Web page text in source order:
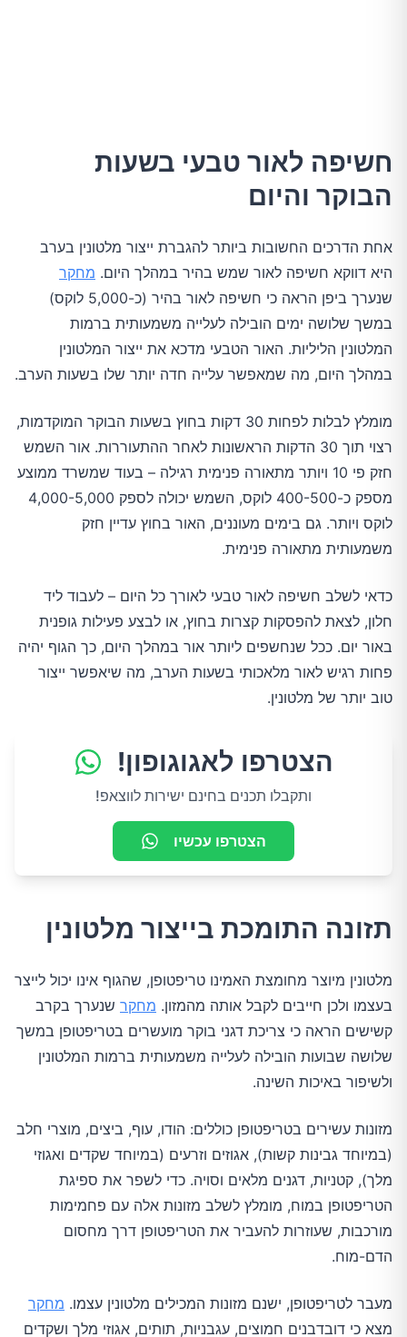
חשיפה לאור טבעי בשעות
הבוקר והיום
אחת הדרכים החשובות ביותר להגברת ייצור מלטונין בערב
היא דווקא חשיפה לאור שמש בהיר במהלך היום. מחקר
שנערך ביפן הראה כי חשיפה לאור בהיר (כ-5,000 לוקס)
במשך שלושה ימים הובילה לעלייה משמעותית ברמות
המלטונין הליליות. האור הטבעי מדכא את ייצור המלטונין
במהלך היום, מה שמאפשר עלייה חדה יותר שלו בשעות הערב.
מומלץ לבלות לפחות 30 דקות בחוץ בשעות הבוקר המוקדמות,
רצוי תוך 30 הדקות הראשונות לאחר ההתעוררות. אור השמש
חזק פי 10 ויותר מתאורה פנימית רגילה – בעוד שמשרד ממוצע
מספק כ-400-500 לוקס, השמש יכולה לספק 4,000-5,000
לוקס ויותר. גם בימים מעוננים, האור בחוץ עדיין חזק
משמעותית מתאורה פנימית.
כדאי לשלב חשיפה לאור טבעי לאורך כל היום – לעבוד ליד
חלון, לצאת להפסקות קצרות בחוץ, או לבצע פעילות גופנית
באור יום. ככל שנחשפים ליותר אור במהלך היום, כך הגוף יהיה
פחות רגיש לאור מלאכותי בשעות הערב, מה שיאפשר ייצור
טוב יותר של מלטונין.
הצטרפו לאגוגופון!
ותקבלו תכנים בחינם ישירות לווצאפ!
הצטרפו עכשיו
תזונה התומכת בייצור מלטונין
מלטונין מיוצר מחומצת האמינו טריפטופן, שהגוף אינו יכול לייצר
בעצמו ולכן חייבים לקבל אותה מהמזון. מחקר שנערך בקרב
קשישים הראה כי צריכת דגני בוקר מועשרים בטריפטופן במשך
שלושה שבועות הובילה לעלייה משמעותית ברמות המלטונין
ולשיפור באיכות השינה.
מזונות עשירים בטריפטופן כוללים: הודו, עוף, ביצים, מוצרי חלב
(במיוחד גבינות קשות), אגוזים וזרעים (במיוחד שקדים ואגוזי
מלך), קטניות, דגנים מלאים וסויה. כדי לשפר את ספיגת
הטריפטופן במוח, מומלץ לשלב מזונות אלה עם פחמימות
מורכבות, שעוזרות להעביר את הטריפטופן דרך מחסום
הדם-מוח.
מעבר לטריפטופן, ישנם מזונות המכילים מלטונין עצמו. מחקר
מצא כי דובדבנים חמוצים, עגבניות, תותים, אגוזי מלך ושקדים